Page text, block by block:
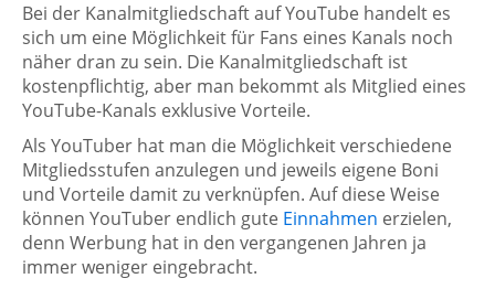
Bei der Kanalmitgliedschaft auf YouTube handelt es
sich um eine Möglichkeit für Fans eines Kanals noch
näher dran zu sein. Die Kanalmitgliedschaft ist
kostenpflichtig, aber man bekommt als Mitglied eines
YouTube-Kanals exklusive Vorteile.
Als YouTuber hat man die Möglichkeit verschiedene
Mitgliedsstufen anzulegen und jeweils eigene Boni
und Vorteile damit zu verknüpfen. Auf diese Weise
können YouTuber endlich gute Einnahmen erzielen,
denn Werbung hat in den vergangenen Jahren ja
immer weniger eingebracht.